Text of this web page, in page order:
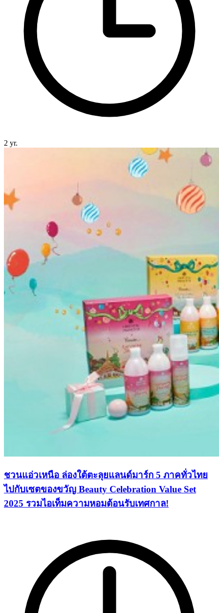
2 yr.
ชวนแอ่วเหนือ ล่องใต้ตะลุยแลนด์มาร์ก 5 ภาคทั่วไทย
ไปกับเซตของขวัญ Beauty Celebration Value Set
2025 รวมไอเท็มความหอมต้อนรับเทศกาล!